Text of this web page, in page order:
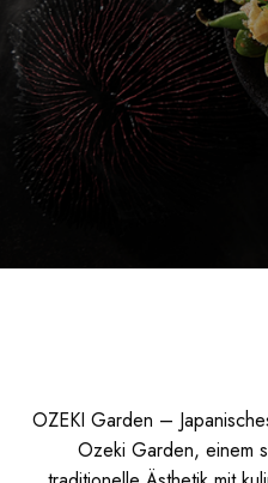
OZEKI Garden –
Ozeki Garden, einem